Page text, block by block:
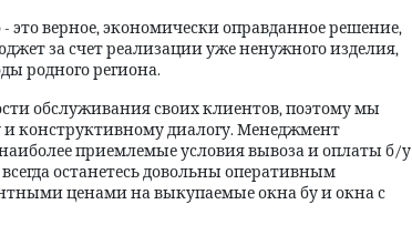
верное, экономически оправданное решение,
за счет реализации уже ненужного изделия,
родного региона.
обслуживания своих клиентов, поэтому мы
и конструктивному диалогу. Менеджмент
приемлемые условия вывоза и оплаты б/у
останетесь довольны оперативным
ценами на выкупаемые окна бу и окна с